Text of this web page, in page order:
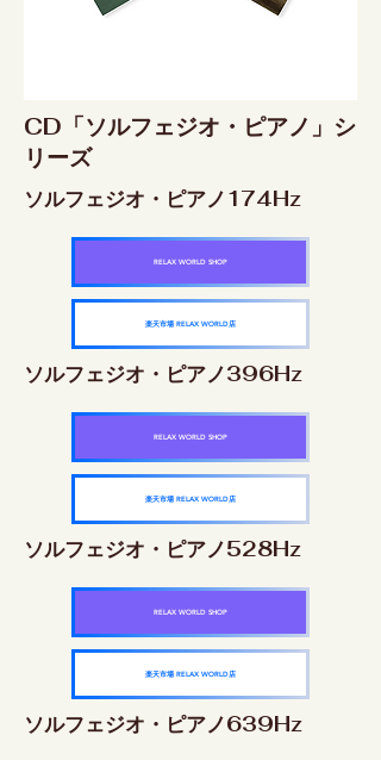
CD「ソルフェジオ・ピアノ」シ
リーズ
ソルフェジオ・ピアノ174Hz
RELAX WORLD SHOP
楽天市場 RELAX WORLD店
ソルフェジオ・ピアノ396Hz
RELAX WORLD SHOP
楽天市場 RELAX WORLD店
ソルフェジオ・ピアノ528Hz
RELAX WORLD SHOP
楽天市場 RELAX WORLD店
ソルフェジオ・ピアノ639Hz